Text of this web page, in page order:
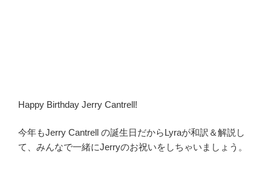
Happy Birthday Jerry Cantrell!
今年もJerry Cantrell の誕生日だからLyraが和訳＆解説し
て、みんなで一緒にJerryのお祝いをしちゃいましょう。